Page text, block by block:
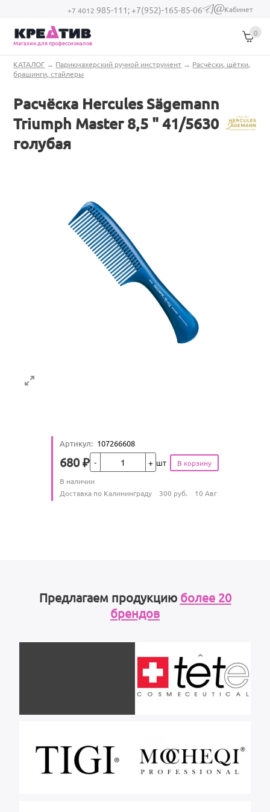
Перейти к основному содержанию
+7 4012 985-111;+7(952)-165-85-06
(link sends e-
Кабинет
Магазин для профессионалов
0
Вы здесь
КАТАЛОГ → Парикмахерский ручной инструмент → Расчёски, щётки,
брашинги, стайлеры
Расчёска Hercules Sägemann
Triumph Master 8,5 " 41/5630
голубая
Артикул: 107266608
Цена
680 ₽ шт
Количество
В наличии
Условия доставки
Доставка по Калининграду 300 руб. 10 Авг
Предлагаем продукцию более 20
брендов